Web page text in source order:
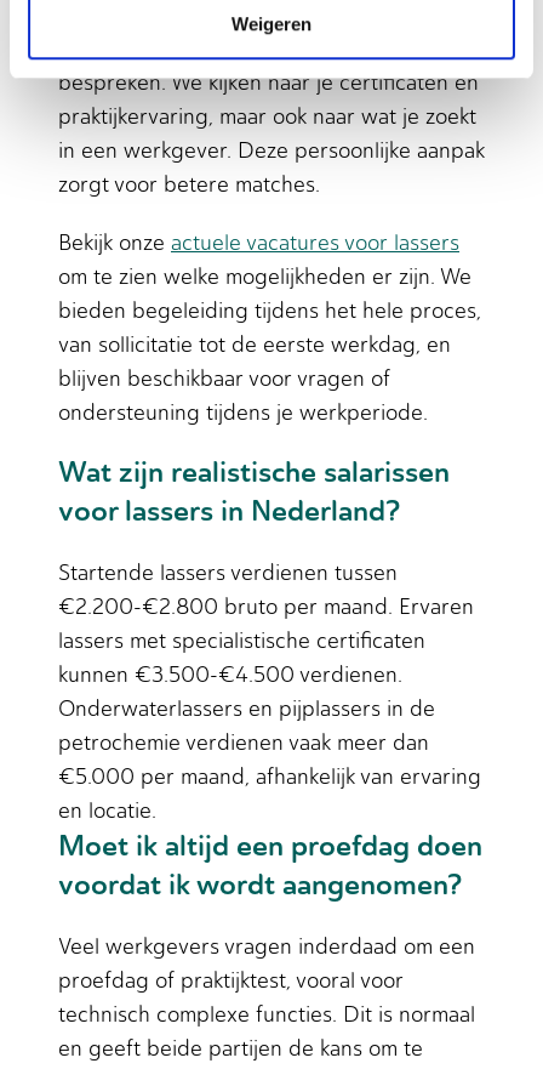
Weigeren
persoonlijk gesprek waarin we je
bespreken. We kijken naar je certificaten en
praktijkervaring, maar ook naar wat je zoekt
in een werkgever. Deze persoonlijke aanpak
zorgt voor betere matches.
Bekijk onze actuele vacatures voor lassers
om te zien welke mogelijkheden er zijn. We
bieden begeleiding tijdens het hele proces,
van sollicitatie tot de eerste werkdag, en
blijven beschikbaar voor vragen of
ondersteuning tijdens je werkperiode.
Wat zijn realistische salarissen
voor lassers in Nederland?
Startende lassers verdienen tussen
€2.200-€2.800 bruto per maand. Ervaren
lassers met specialistische certificaten
kunnen €3.500-€4.500 verdienen.
Onderwaterlassers en pijplassers in de
petrochemie verdienen vaak meer dan
€5.000 per maand, afhankelijk van ervaring
en locatie.
Moet ik altijd een proefdag doen
voordat ik wordt aangenomen?
Veel werkgevers vragen inderdaad om een
proefdag of praktijktest, vooral voor
technisch complexe functies. Dit is normaal
en geeft beide partijen de kans om te